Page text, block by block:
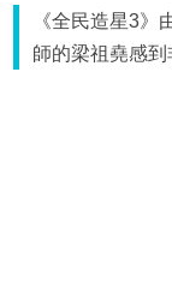
《全民造星3
師的梁祖堯感到